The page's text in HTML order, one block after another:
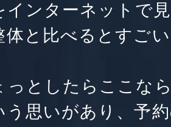
インターネットで
体と比べるとすご
っとしたらここな
う思いがあり、予